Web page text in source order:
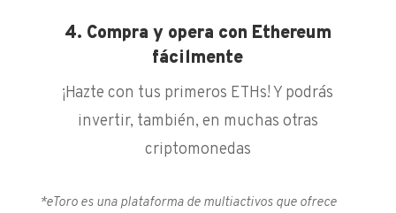
4. Compra y opera con Ethereum
fácilmente
¡Hazte con tus primeros ETHs! Y podrás
invertir, también, en muchas otras
criptomonedas
*eToro es una plataforma de multiactivos que ofrece